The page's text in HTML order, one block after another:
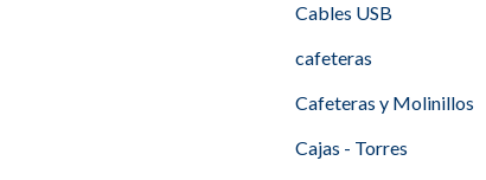
Cables USB
cafeteras
Cafeteras y Molinillos
Cajas - Torres